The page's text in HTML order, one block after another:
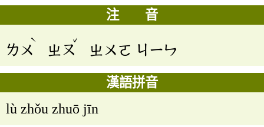
注 音
ㄌㄨ
ˋ
ㄓㄡ
ˇ
ㄓㄨㄛ ㄐㄧㄣ
漢語拼音
lù zhǒu zhuō jīn